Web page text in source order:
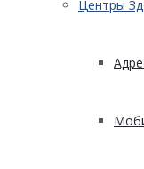
Центры